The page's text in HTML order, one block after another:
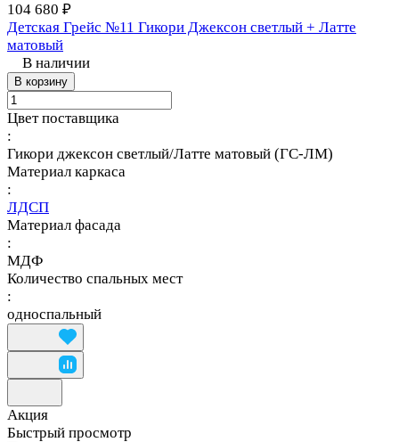
104 680 ₽
Детская Грейс №11 Гикори Джексон светлый + Латте
матовый
В наличии
В корзину
Цвет поставщика
:
Гикори джексон светлый/Латте матовый (ГС-ЛМ)
Материал каркаса
:
ЛДСП
Материал фасада
:
МДФ
Количество спальных мест
:
односпальный
Акция
Быстрый просмотр